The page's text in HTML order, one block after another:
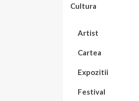
Cultura
Artist
Cartea
Expozitii
Festival